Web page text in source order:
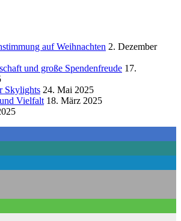
auf Weihnachten 2. Dezember
und große Spendenfreude 17.
Skylights 24. Mai 2025
Vielfalt 18. März 2025